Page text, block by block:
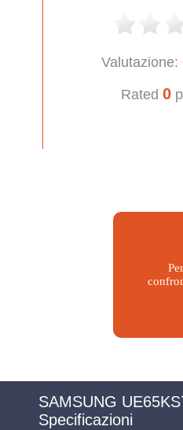
Valutazione:
Rated 0
Per
SAMSUNG
Specificazioni